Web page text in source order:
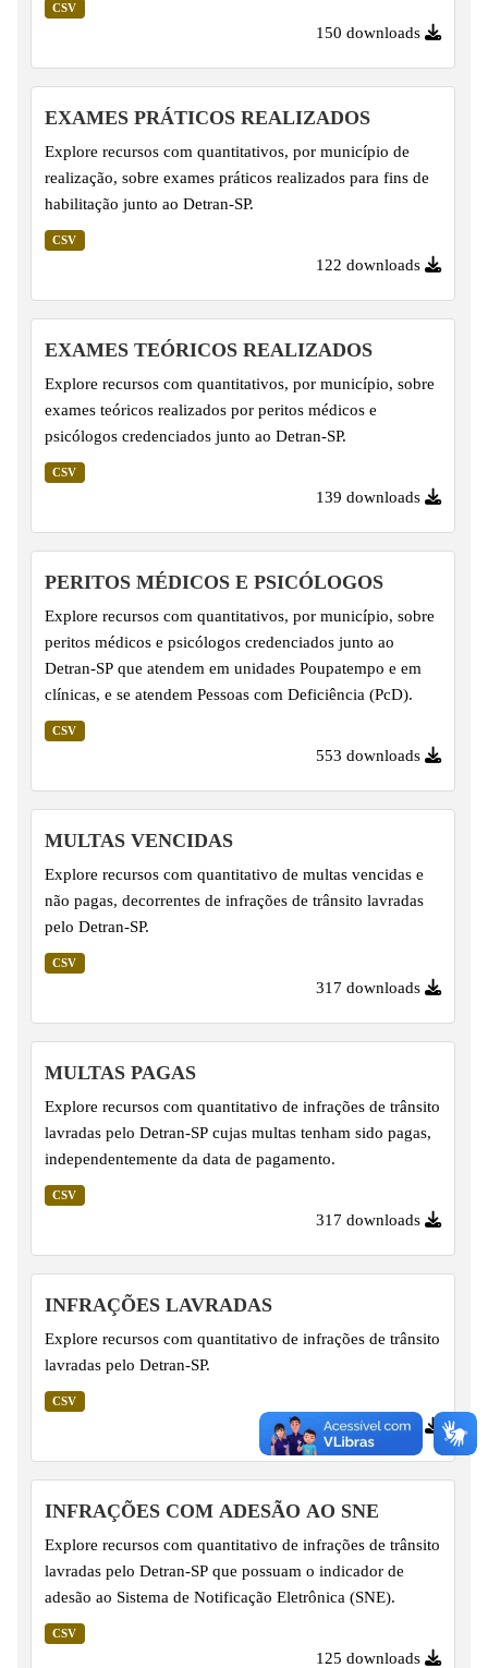
CSV
150 downloads
EXAMES PRÁTICOS REALIZADOS
Explore recursos com quantitativos, por município de
realização, sobre exames práticos realizados para fins de
habilitação junto ao Detran-SP.
CSV
122 downloads
EXAMES TEÓRICOS REALIZADOS
Explore recursos com quantitativos, por município, sobre
exames teóricos realizados por peritos médicos e
psicólogos credenciados junto ao Detran-SP.
CSV
139 downloads
PERITOS MÉDICOS E PSICÓLOGOS
Explore recursos com quantitativos, por município, sobre
peritos médicos e psicólogos credenciados junto ao
Detran-SP que atendem em unidades Poupatempo e em
clínicas, e se atendem Pessoas com Deficiência (PcD).
CSV
553 downloads
MULTAS VENCIDAS
Explore recursos com quantitativo de multas vencidas e
não pagas, decorrentes de infrações de trânsito lavradas
pelo Detran-SP.
CSV
317 downloads
MULTAS PAGAS
Explore recursos com quantitativo de infrações de trânsito
lavradas pelo Detran-SP cujas multas tenham sido pagas,
independentemente da data de pagamento.
CSV
317 downloads
INFRAÇÕES LAVRADAS
Explore recursos com quantitativo de infrações de trânsito
lavradas pelo Detran-SP.
CSV
234 downloads
INFRAÇÕES COM ADESÃO AO SNE
Explore recursos com quantitativo de infrações de trânsito
lavradas pelo Detran-SP que possuam o indicador de
adesão ao Sistema de Notificação Eletrônica (SNE).
CSV
125 downloads